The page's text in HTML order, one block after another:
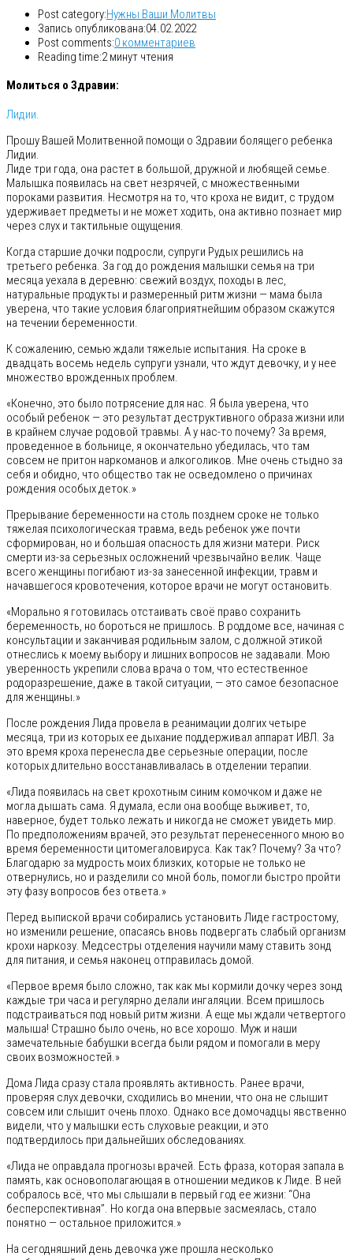
Post category:Нужны Ваши Молитвы
Запись опубликована:04.02.2022
Post comments:0 комментариев
Reading time:2 минут чтения
Молиться о Здравии:
Лидии.
Прошу Вашей Молитвенной помощи о Здравии болящего ребенка
Лидии.
Лиде три года, она растет в большой, дружной и любящей семье.
Малышка появилась на свет незрячей, с множественными
пороками развития. Несмотря на то, что кроха не видит, с трудом
удерживает предметы и не может ходить, она активно познает мир
через слух и тактильные ощущения.
Когда старшие дочки подросли, супруги Рудых решились на
третьего ребенка. За год до рождения малышки семья на три
месяца уехала в деревню: свежий воздух, походы в лес,
натуральные продукты и размеренный ритм жизни — мама была
уверена, что такие условия благоприятнейшим образом скажутся
на течении беременности.
К сожалению, семью ждали тяжелые испытания. На сроке в
двадцать восемь недель супруги узнали, что ждут девочку, и у нее
множество врожденных проблем.
«Конечно, это было потрясение для нас. Я была уверена, что
особый ребенок — это результат деструктивного образа жизни или
в крайнем случае родовой травмы. А у нас-то почему? За время,
проведенное в больнице, я окончательно убедилась, что там
совсем не притон наркоманов и алкоголиков. Мне очень стыдно за
себя и обидно, что общество так не осведомлено о причинах
рождения особых деток.»
Прерывание беременности на столь позднем сроке не только
тяжелая психологическая травма, ведь ребенок уже почти
сформирован, но и большая опасность для жизни матери. Риск
смерти из-за серьезных осложнений чрезвычайно велик. Чаще
всего женщины погибают из-за занесенной инфекции, травм и
начавшегося кровотечения, которое врачи не могут остановить.
«Морально я готовилась отстаивать своё право сохранить
беременность, но бороться не пришлось. В роддоме все, начиная с
консультации и заканчивая родильным залом, с должной этикой
отнеслись к моему выбору и лишних вопросов не задавали. Мою
уверенность укрепили слова врача о том, что естественное
родоразрешение, даже в такой ситуации, — это самое безопасное
для женщины.»
После рождения Лида провела в реанимации долгих четыре
месяца, три из которых ее дыхание поддерживал аппарат ИВЛ. За
это время кроха перенесла две серьезные операции, после
которых длительно восстанавливалась в отделении терапии.
«Лида появилась на свет крохотным синим комочком и даже не
могла дышать сама. Я думала, если она вообще выживет, то,
наверное, будет только лежать и никогда не сможет увидеть мир.
По предположениям врачей, это результат перенесенного мною во
время беременности цитомегаловируса. Как так? Почему? За что?
Благодарю за мудрость моих близких, которые не только не
отвернулись, но и разделили со мной боль, помогли быстро пройти
эту фазу вопросов без ответа.»
Перед выпиской врачи собирались установить Лиде гастростому,
но изменили решение, опасаясь вновь подвергать слабый организм
крохи наркозу. Медсестры отделения научили маму ставить зонд
для питания, и семья наконец отправилась домой.
«Первое время было сложно, так как мы кормили дочку через зонд
каждые три часа и регулярно делали ингаляции. Всем пришлось
подстраиваться под новый ритм жизни. А еще мы ждали четвертого
малыша! Страшно было очень, но все хорошо. Муж и наши
замечательные бабушки всегда были рядом и помогали в меру
своих возможностей.»
Дома Лида сразу стала проявлять активность. Ранее врачи,
проверяя слух девочки, сходились во мнении, что она не слышит
совсем или слышит очень плохо. Однако все домочадцы явственно
видели, что у малышки есть слуховые реакции, и это
подтвердилось при дальнейших обследованиях.
«Лида не оправдала прогнозы врачей. Есть фраза, которая запала в
память, как основополагающая в отношении медиков к Лиде. В ней
собралось всё, что мы слышали в первый год ее жизни: “Она
бесперспективная”. Но когда она впервые засмеялась, стало
понятно — остальное приложится.»
На сегодняшний день девочка уже прошла несколько